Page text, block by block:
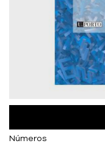
Números